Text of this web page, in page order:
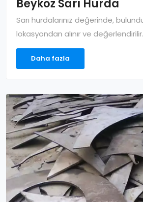
Beykoz Sarı Hurda
Sarı hurdalarınız değerinde,
lokasyondan alınır ve değerlendirilir.
Daha fazla